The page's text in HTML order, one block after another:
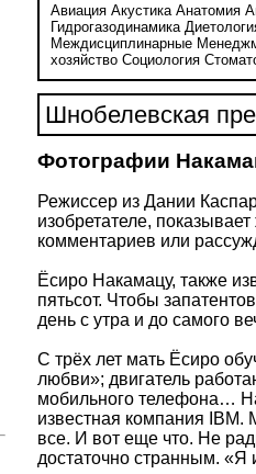
Авиация Акустика Анатомия
Гидрогазодинамика
Междисциплинарные
хозяйство Социология
Шнобелевская
Фотографии
Режиссер из Дании
изобретателе,
комментариев или
Ёсиро Накамацу, также
пятьсот. Чтобы
день с утра и до самого
С трёх лет мать Ёсиро
любви»; двигатель
мобильного телефона…
известная компания IBM.
все. И вот еще что. Не
достаточно странным. «Я